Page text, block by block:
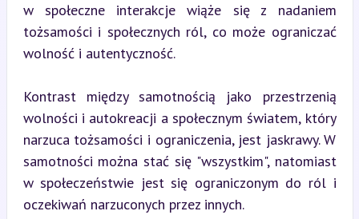
w społeczne interakcje wiąże się z nadaniem
tożsamości i społecznych ról, co może ograniczać
wolność i autentyczność.
Kontrast między samotnością jako przestrzenią
wolności i autokreacji a społecznym światem, który
narzuca tożsamości i ograniczenia, jest jaskrawy. W
samotności można stać się "wszystkim", natomiast
w społeczeństwie jest się ograniczonym do ról i
oczekiwań narzuconych przez innych.